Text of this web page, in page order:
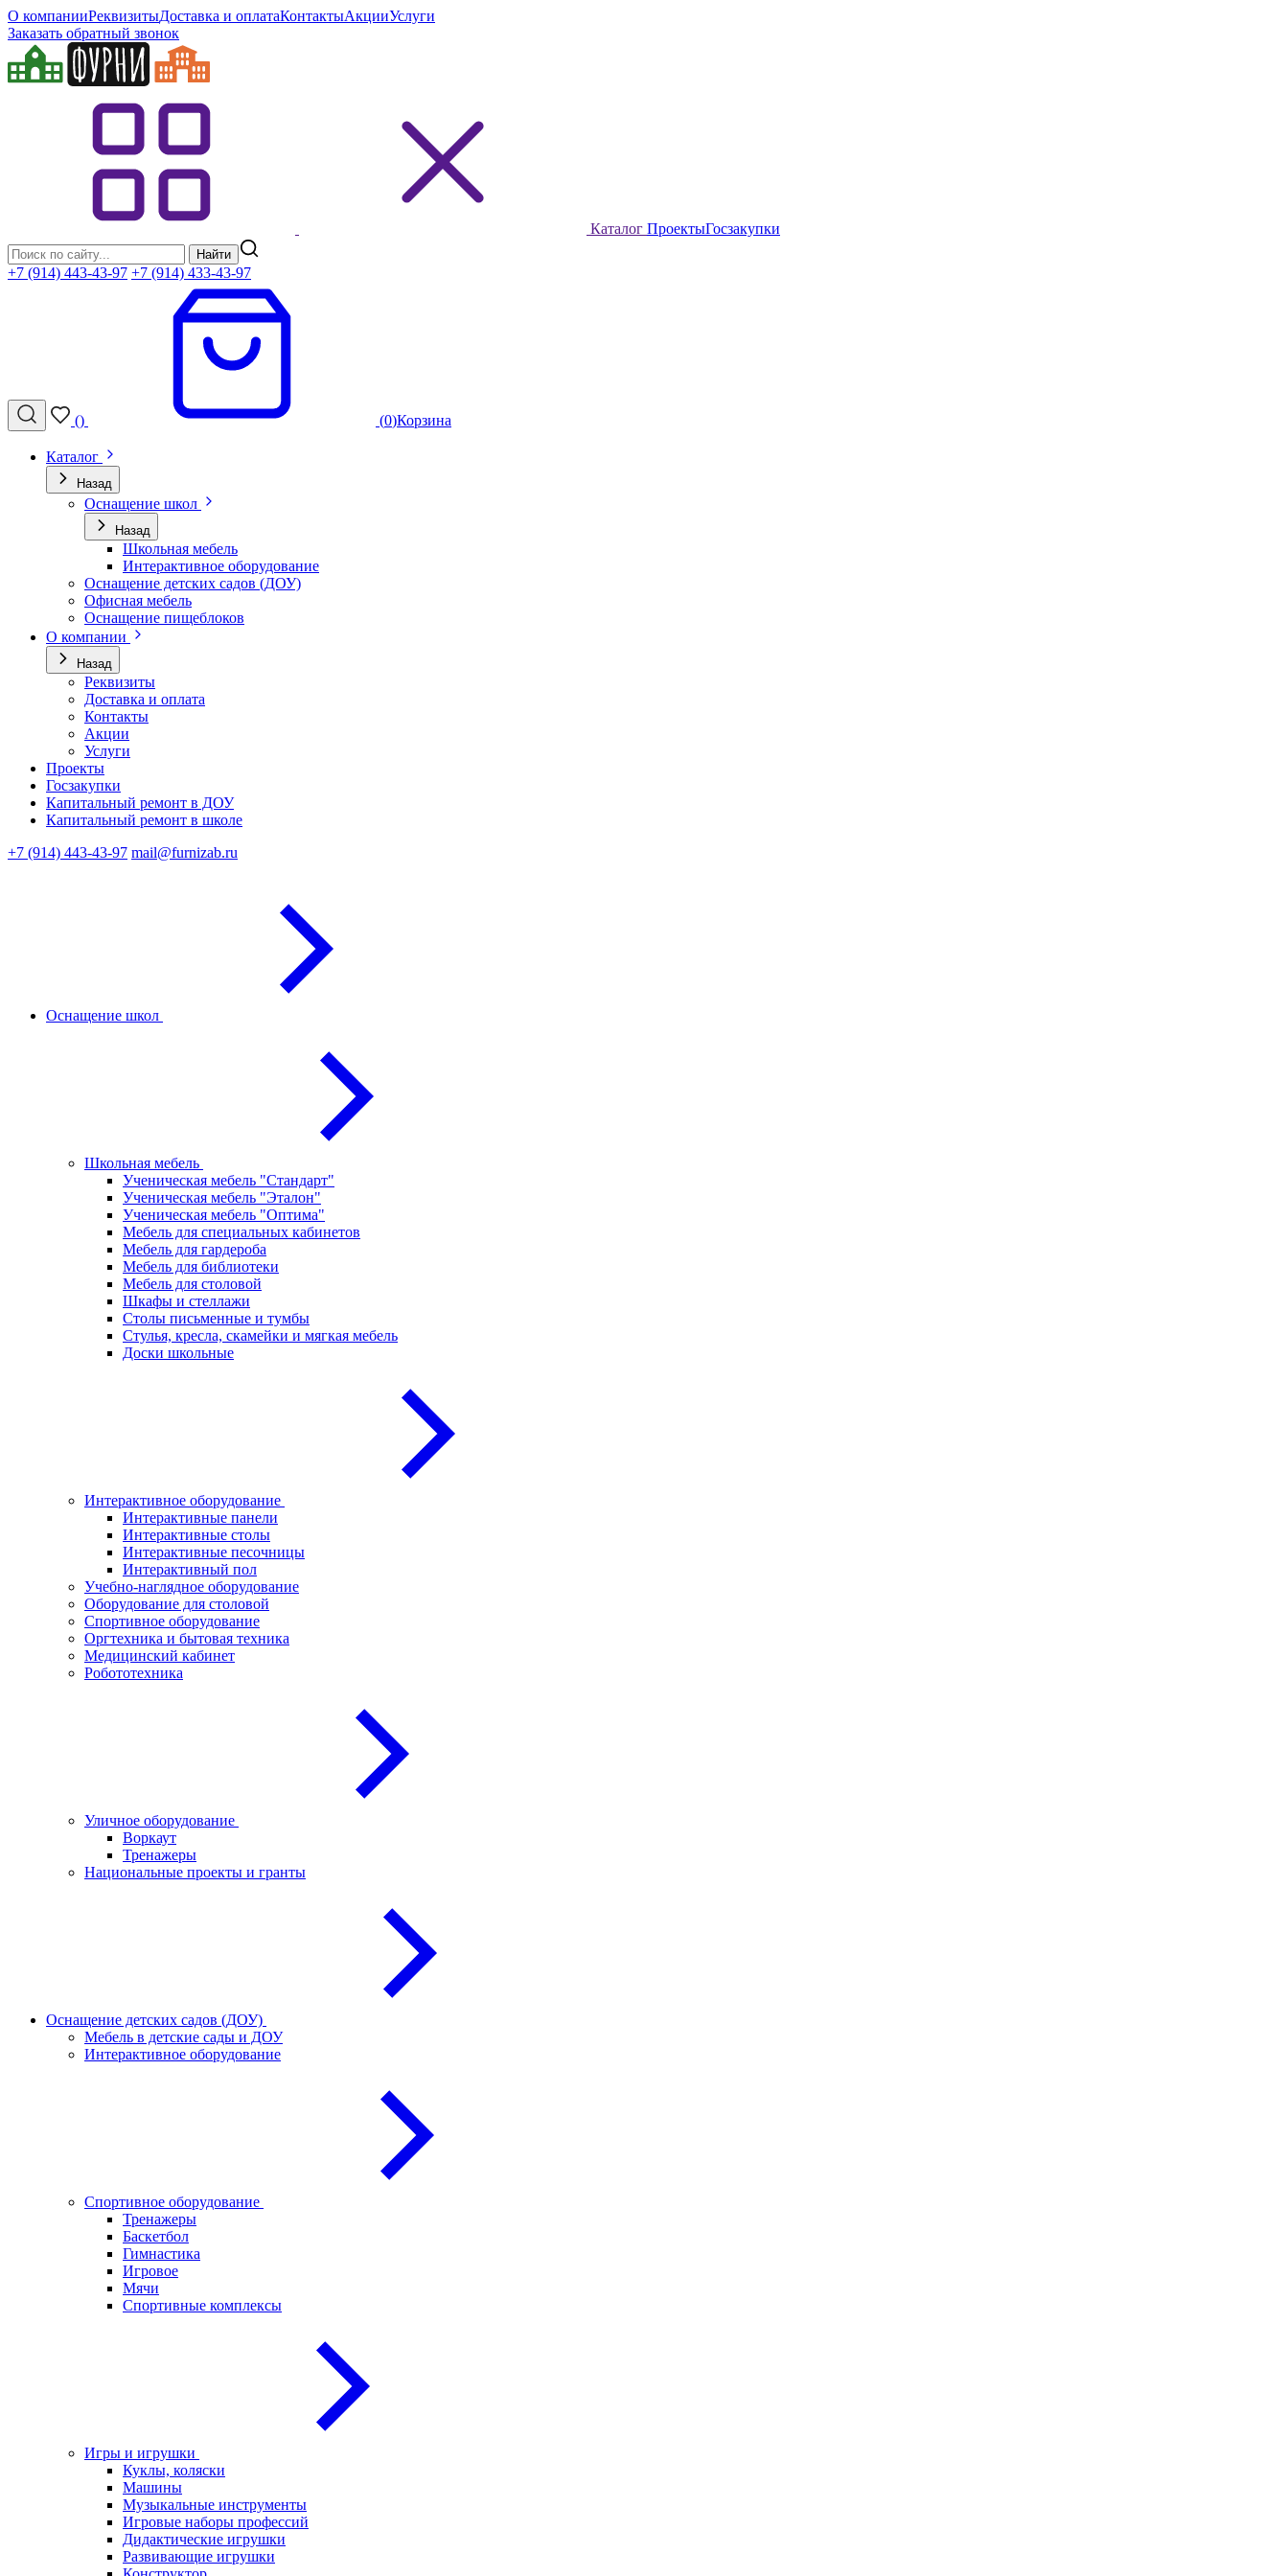
О компанииРеквизитыДоставка и оплатаКонтактыАкцииУслуги
Заказать обратный звонок
Каталог ПроектыГосзакупки
Найти
+7 (914) 443-43-97 +7 (914) 433-43-97
() (0)Корзина
Каталог
Назад
Оснащение школ
Назад
Школьная мебель
Интерактивное оборудование
Оснащение детских садов (ДОУ)
Офисная мебель
Оснащение пищеблоков
О компании
Назад
Реквизиты
Доставка и оплата
Контакты
Акции
Услуги
Проекты
Госзакупки
Капитальный ремонт в ДОУ
Капитальный ремонт в школе
+7 (914) 443-43-97 mail@furnizab.ru
Оснащение школ
Школьная мебель
Ученическая мебель "Стандарт"
Ученическая мебель "Эталон"
Ученическая мебель "Оптима"
Мебель для специальных кабинетов
Мебель для гардероба
Мебель для библиотеки
Мебель для столовой
Шкафы и стеллажи
Столы письменные и тумбы
Стулья, кресла, скамейки и мягкая мебель
Доски школьные
Интерактивное оборудование
Интерактивные панели
Интерактивные столы
Интерактивные песочницы
Интерактивный пол
Учебно-наглядное оборудование
Оборудование для столовой
Спортивное оборудование
Оргтехника и бытовая техника
Медицинский кабинет
Робототехника
Уличное оборудование
Воркаут
Тренажеры
Национальные проекты и гранты
Оснащение детских садов (ДОУ)
Мебель в детские сады и ДОУ
Интерактивное оборудование
Спортивное оборудование
Тренажеры
Баскетбол
Гимнастика
Игровое
Мячи
Спортивные комплексы
Игры и игрушки
Куклы, коляски
Машины
Музыкальные инструменты
Игровые наборы профессий
Дидактические игрушки
Развивающие игрушки